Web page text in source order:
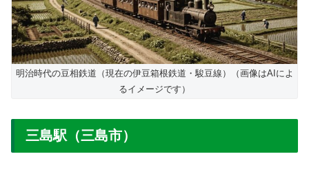
明治時代の豆相鉄道（現在の伊豆箱根鉄道・駿豆線）（画像はAIによ
るイメージです）
三島駅（三島市）